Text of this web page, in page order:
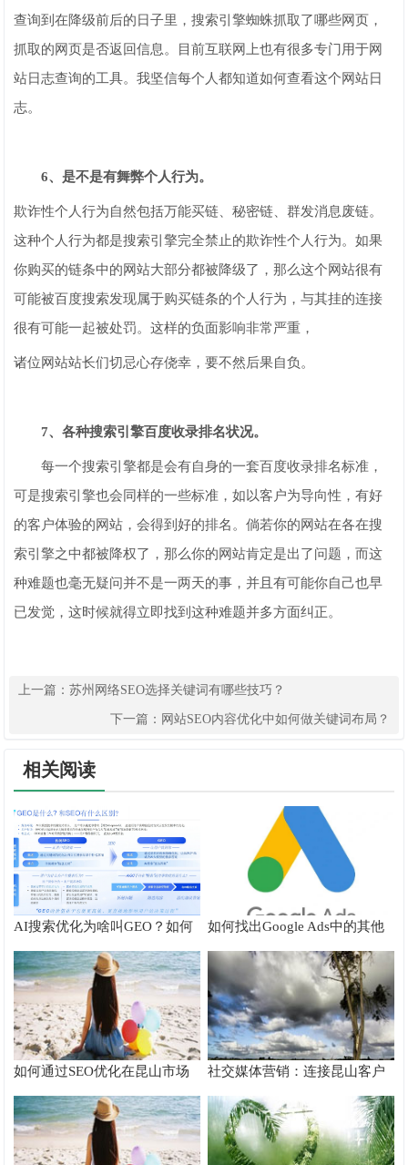
查询到在降级前后的日子里，搜索引擎蜘蛛抓取了哪些网页，
抓取的网页是否返回信息。目前互联网上也有很多专门用于网
站日志查询的工具。我坚信每个人都知道如何查看这个网站日
志。
6、是不是有舞弊个人行为。
欺诈性个人行为自然包括万能买链、秘密链、群发消息废链。
这种个人行为都是搜索引擎完全禁止的欺诈性个人行为。如果
你购买的链条中的网站大部分都被降级了，那么这个网站很有
可能被百度搜索发现属于购买链条的个人行为，与其挂的连接
很有可能一起被处罚。这样的负面影响非常严重，
诸位网站站长们切忌心存侥幸，要不然后果自负。
7、各种搜索引擎百度收录排名状况。
每一个搜索引擎都是会有自身的一套百度收录排名标准，
可是搜索引擎也会同样的一些标准，如以客户为导向性，有好
的客户体验的网站，会得到好的排名。倘若你的网站在各在搜
索引擎之中都被降权了，那么你的网站肯定是出了问题，而这
种难题也毫无疑问并不是一两天的事，并且有可能你自己也早
已发觉，这时候就得立即找到这种难题并多方面纠正。
上一篇：苏州网络SEO选择关键词有哪些技巧？
下一篇： 网站SEO内容优化中如何做关键词布局？
相关阅读
AI搜索优化为啥叫GEO？如何
在AI搜索中获得排名？
如何找出Google Ads中的其他
搜索字词
如何通过SEO优化在昆山市场
脱颖而出
社交媒体营销：连接昆山客户
的桥梁